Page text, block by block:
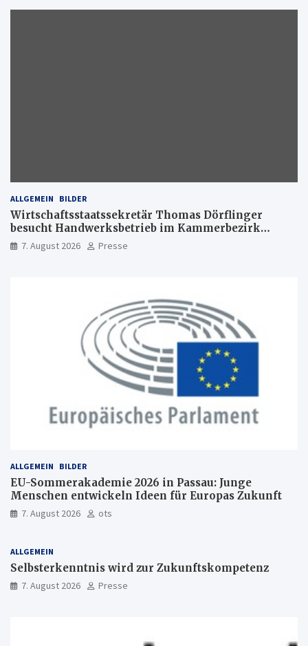
ALLGEMEIN BILDER
Wirtschaftsstaatssekretär Thomas Dörflinger
besucht Handwerksbetrieb im Kammerbezirk
Freiburg
7. August 2026 Presse
ALLGEMEIN BILDER
EU-Sommerakademie 2026 in Passau: Junge
Menschen entwickeln Ideen für Europas Zukunft
7. August 2026 ots
ALLGEMEIN
Selbsterkenntnis wird zur Zukunftskompetenz
7. August 2026 Presse